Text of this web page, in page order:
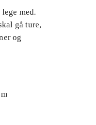
med.
gå ture,
og